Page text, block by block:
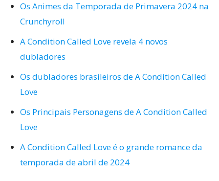
Os Animes da Temporada de Primavera 2024 na
Crunchyroll
A Condition Called Love revela 4 novos
dubladores
Os dubladores brasileiros de A Condition Called
Love
Os Principais Personagens de A Condition Called
Love
A Condition Called Love é o grande romance da
temporada de abril de 2024